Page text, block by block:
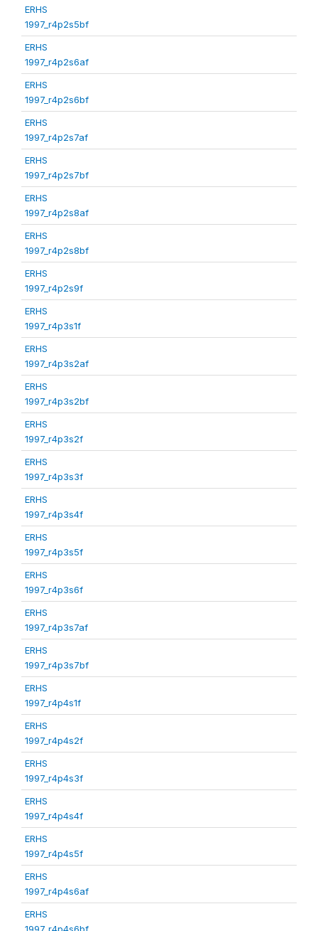
ERHS
1997_r4p2s5bf
ERHS
1997_r4p2s6af
ERHS
1997_r4p2s6bf
ERHS
1997_r4p2s7af
ERHS
1997_r4p2s7bf
ERHS
1997_r4p2s8af
ERHS
1997_r4p2s8bf
ERHS
1997_r4p2s9f
ERHS
1997_r4p3s1f
ERHS
1997_r4p3s2af
ERHS
1997_r4p3s2bf
ERHS
1997_r4p3s2f
ERHS
1997_r4p3s3f
ERHS
1997_r4p3s4f
ERHS
1997_r4p3s5f
ERHS
1997_r4p3s6f
ERHS
1997_r4p3s7af
ERHS
1997_r4p3s7bf
ERHS
1997_r4p4s1f
ERHS
1997_r4p4s2f
ERHS
1997_r4p4s3f
ERHS
1997_r4p4s4f
ERHS
1997_r4p4s5f
ERHS
1997_r4p4s6af
ERHS
1997_r4p4s6bf